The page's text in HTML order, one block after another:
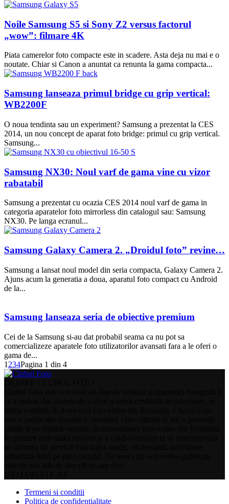
Noile Samsung S5 si Sony Z2 versus factorul
„wow”: filmare 4K
Piata camerelor foto compacte este in scadere. Asta deja nu mai e o
noutate. Chiar si Canon a anuntat ca renunta la gama compacta...
Samsung lanseaza primul bridge cu grip vertical:
WB2200F
O noua tendinta sau un experiment? Samsung a prezentat la CES
2014, un nou concept de aparat foto bridge: primul cu grip vertical.
Samsung...
Samsung NX30: Noul varf de gama vine cu vizor
rabatabil
Samsung a prezentat cu ocazia CES 2014 noul varf de gama in
categoria aparatelor foto mirrorless din catalogul sau: Samsung
NX30. Pe langa ecranul...
Samsung Galaxy Camera 2. „Droidul foto” revine…
Samsung a lansat noul model din seria compacta, Galaxy Camera 2.
Ajuns acum la generatia a doua, aparatul foto compact cu Android
de la...
Samsung lanseaza seria de obiective premium
Cei de la Samsung si-au dat probabil seama ca nu pot sa
comercializeze aparatele foto utilizatorilor avansati fara a le oferi o
gama de...
1 234Pagina 1 din 4
Termeni si conditii
Politica de confidentialitate